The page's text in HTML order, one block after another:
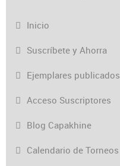
Inicio
Suscríbete y Ahorra
Ejemplares publicados
Acceso Suscriptores
Blog Capakhine
Calendario de Torneos